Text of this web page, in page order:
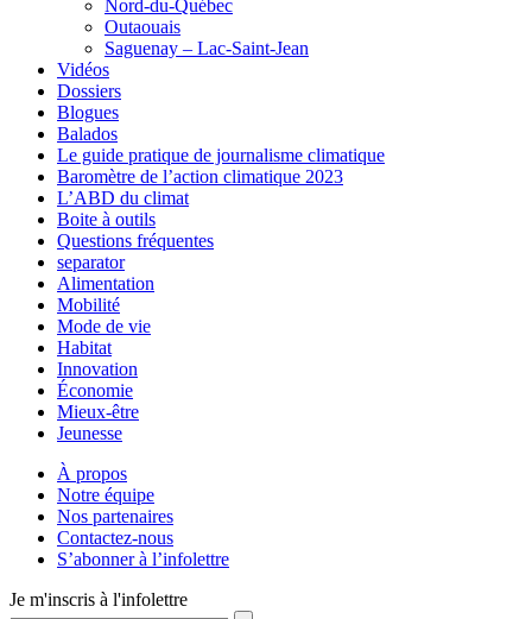
Nord-du-Québec
Outaouais
Saguenay – Lac-Saint-Jean
Vidéos
Dossiers
Blogues
Balados
Le guide pratique de journalisme climatique
Baromètre de l’action climatique 2023
L’ABD du climat
Boite à outils
Questions fréquentes
separator
Alimentation
Mobilité
Mode de vie
Habitat
Innovation
Économie
Mieux-être
Jeunesse
À propos
Notre équipe
Nos partenaires
Contactez-nous
S’abonner à l’infolettre
Je m'inscris à l'infolettre